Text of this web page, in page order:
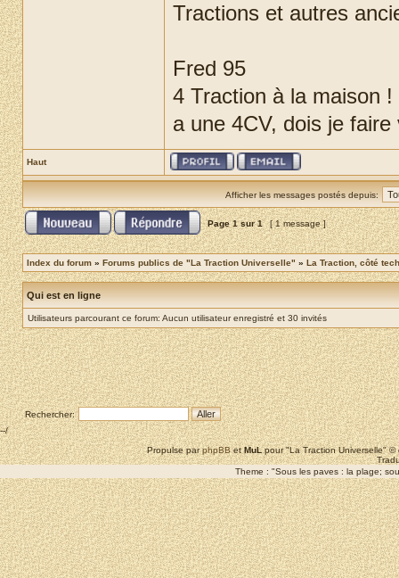
Tractions et autres
Fred 95
4 Traction à la maison
a une 4CV, dois je
Haut
Afficher les messages postés depuis:
Page1sur1 [ 1 message ]
Index du forum » Forums publics de "La Traction Universelle" » La Traction, côté
Qui est en ligne
Utilisateurs parcourant ce forum: Aucun utilisateur enregistré et 30 invités
Rechercher:
--/
Propulse parphpBBetMuLpour "La Traction Universelle"
Theme : "Sous les paves : la plage;